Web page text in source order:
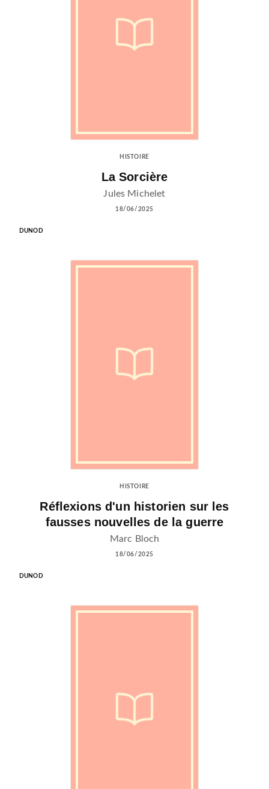
HISTOIRE
La Sorcière
Jules Michelet
18/06/2025
DUNOD
HISTOIRE
Réflexions d'un historien sur les
fausses nouvelles de la guerre
Marc Bloch
18/06/2025
DUNOD